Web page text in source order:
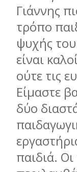
Γιάννης
τρόπο
ψυχής
είναι
ούτε τις
Είμαστε
δύο
παιδιά.